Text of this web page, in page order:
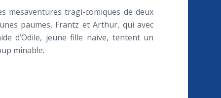
mesaventures tragi-comiques de deux
paumes, Frantz et Arthur, qui avec
d’Odile, jeune fille naive, tentent un
minable.